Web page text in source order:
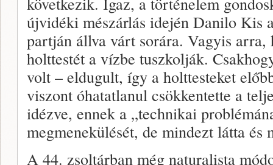
újvidéki mészárlás idején Danilo Kis
partján állva várt sorára. Vagyis
holttestét a vízbe tuszkolják.
volt – eldugult, így a holttesteket
viszont óhatatlanul csökkentette a
idézve, ennek a „technikai
megmenekülését, de mindezt látta és
A 44. zsoltárban még naturalista